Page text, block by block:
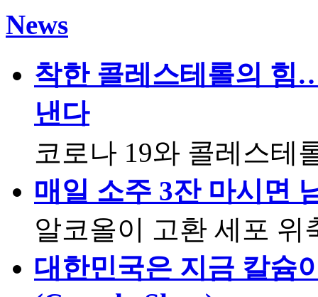
News
착한 콜레스테롤의 힘
낸다
코로나 19와 콜레스
매일 소주 3잔 마시면
알코올이 고환 세포
대한민국은 지금 칼슘